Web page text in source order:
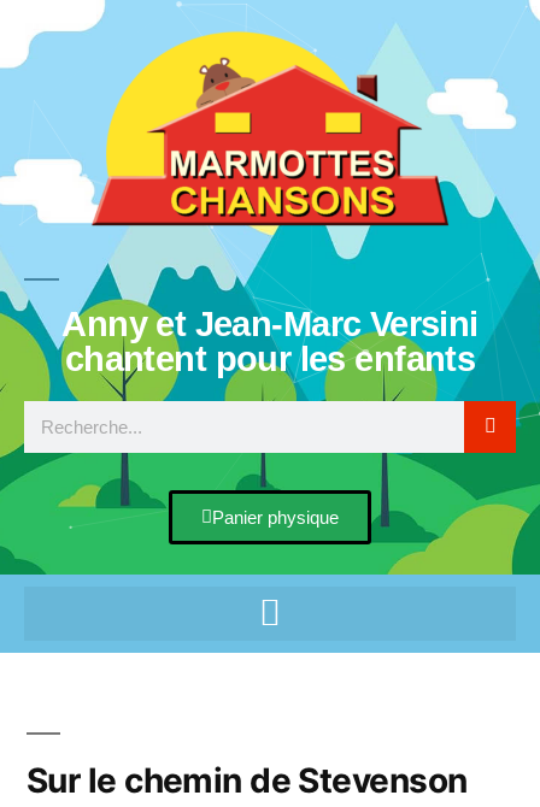
Anny et Jean-Marc Versini
chantent pour les enfants
Panier physique
Sur le chemin de Stevenson